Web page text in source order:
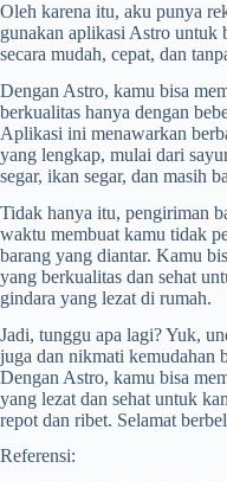
Oleh karena itu, aku punya
gunakan aplikasi Astro untuk
secara mudah, cepat, dan
Dengan Astro, kamu bisa
berkualitas hanya dengan
Aplikasi ini menawarkan
yang lengkap, mulai dari
segar, ikan segar, dan masih
Tidak hanya itu, pengiriman
waktu membuat kamu tidak
barang yang diantar. Kamu
yang berkualitas dan sehat
gindara yang lezat di rumah.
Jadi, tunggu apa lagi? Yuk,
juga dan nikmati kemudahan
Dengan Astro, kamu bisa
yang lezat dan sehat untuk
repot dan ribet. Selamat
Referensi: